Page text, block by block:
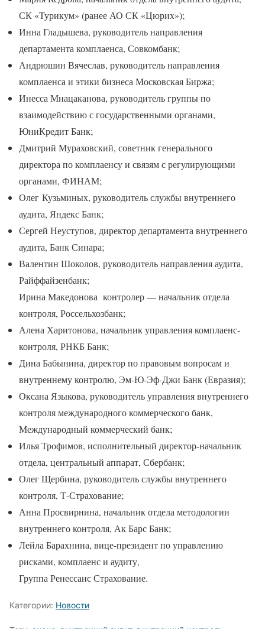
СК «Турикум» (ранее АО СК «Цюрих»);
Инна Гладышева, руководитель направления
департамента комплаенса, Совкомбанк;
Андрюшин Вячеслав, руководитель направления
комплаенса и этики бизнеса Московская Биржа;
Инесса Мнацаканова, руководитель группы по
взаимодействию с государственными органами,
ЮниКредит Банк;
Дмитрий Мураховский, советник генерального
директора по комплаенсу и связям с регулирующими
органами, ФИНАМ;
Олег Кузьминых, руководитель службы внутреннего
аудита, Яндекс Банк;
Сергей Неуступов, директор департамента внутреннего
аудита, Банк Синара;
Валентин Шоколов, руководитель направления аудита,
Райффайзенбанк;
Ирина Македонова контролер — начальник отдела
контроля, Россельхозбанк;
Алена Харитонова, начальник управления комплаенс-
контроля, РНКБ Банк;
Дина Бабынина, директор по правовым вопросам и
внутреннему контролю, Эм-Ю-Эф-Джи Банк (Евразия);
Оксана Языкова, руководитель управления внутреннего
контроля международного коммерческого банк,
Международный коммерческий банк;
Илья Трофимов, исполнительный директор-начальник
отдела, центральный аппарат, Сбербанк;
Олег Щербина, руководитель службы внутреннего
контроля, Т-Страхование;
Анна Просвирнина, начальник отдела методологии
внутреннего контроля, Ак Барс Банк;
Лейла Барахнина, вице-президент по управлению
рисками, комплаенс и аудиту,
Группа Ренессанс Страхование.
Категории: Новости